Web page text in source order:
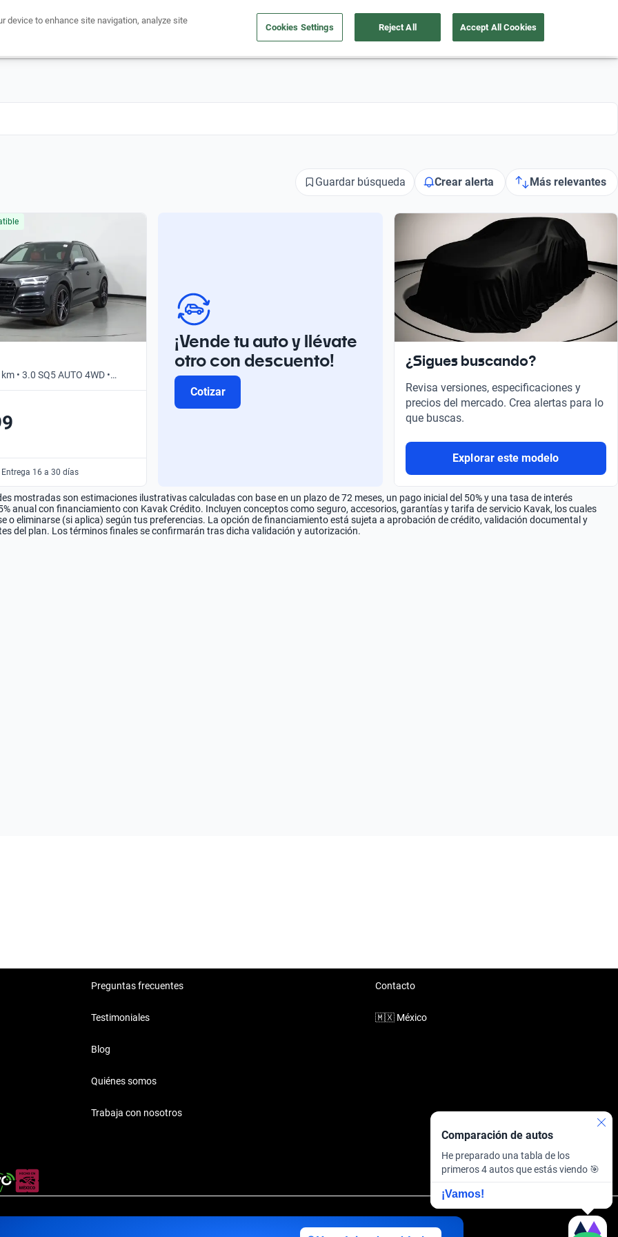
Compra un auto Vende tu auto Cuida tu auto Nosotros Ubicación
Guardar búsqueda Crear alerta Más relevantes
• 3.0 SQ5 AUTO 4WD •
16 a 30 días
¡Vende tu auto y llévate
otro con descuento!
Cotizar
¿Sigues buscando?
Revisa versiones, especificaciones y
precios del mercado. Crea alertas para lo
que buscas.
Explorar este modelo
mostradas son estimaciones ilustrativas calculadas con base en un plazo de 72 meses, un pago inicial del 50% y una tasa de interés
anual con financiamiento con Kavak Crédito. Incluyen conceptos como seguro, accesorios, garantías y tarifa de servicio Kavak, los cuales
o eliminarse (si aplica) según tus preferencias. La opción de financiamiento está sujeta a aprobación de crédito, validación documental y
del plan. Los términos finales se confirmarán tras dicha validación y autorización.
Comparación de autos
He preparado una tabla de los
primeros 4 autos que estás viendo 🎯
¡Vamos!
Preguntas frecuentes
Testimoniales
Blog
Quiénes somos
Trabaja con nosotros
Contacto
🇲🇽 México
Transparencia Financiera · Sitemap
device to enhance site navigation, analyze site
Cookies Settings Reject All Accept All Cookies